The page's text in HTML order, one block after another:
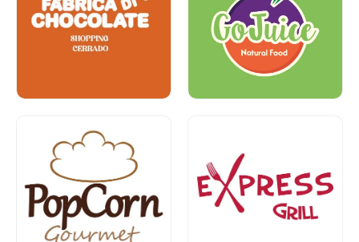
Alimentação
Térreo
Piso 1
Alimentação
Térreo
Alimentação
Piso 1